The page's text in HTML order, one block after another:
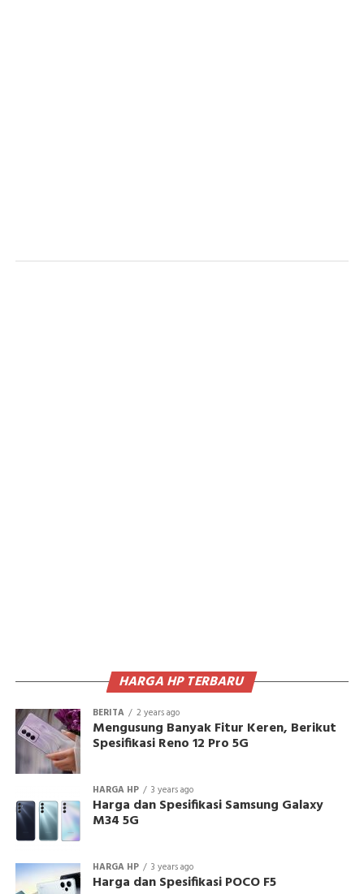
HARGA HP TERBARU
BERITA 2 years ago
Mengusung Banyak Fitur Keren, Berikut
Spesifikasi Reno 12 Pro 5G
HARGA HP 3 years ago
Harga dan Spesifikasi Samsung Galaxy
M34 5G
HARGA HP 3 years ago
Harga dan Spesifikasi POCO F5